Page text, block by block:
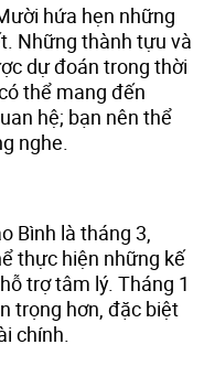
hứa hẹn những
Những thành tựu và
dự đoán trong thời
thể mang đến
hệ; bạn nên thể
nghe.
Bình là tháng 3,
thực hiện những kế
trợ tâm lý. Tháng 1
trọng hơn, đặc biệt
chính.